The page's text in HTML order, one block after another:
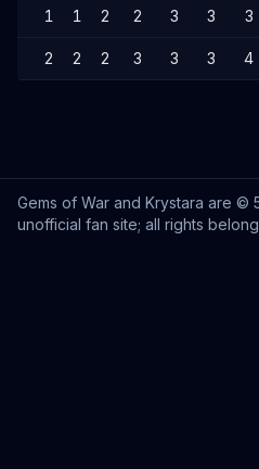
1 1 2 2 3 3 3
2 2 2 3 3 3 4
Gems of War and Krystara are ©
unofficial fan site; all rights